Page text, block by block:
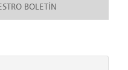
BOLETÍN